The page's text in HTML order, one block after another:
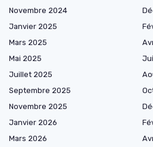
Novembre 2024
Janvier 2025
Mars 2025
Mai 2025
Juillet 2025
Septembre 2025
Novembre 2025
Janvier 2026
Mars 2026